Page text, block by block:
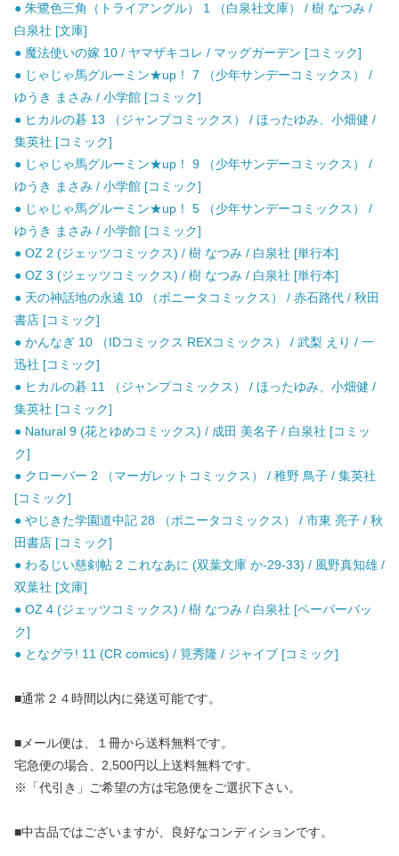
● 朱鷺色三角（トライアングル） 1 （白泉社文庫） / 樹 なつみ /
白泉社 [文庫]
● 魔法使いの嫁 10 / ヤマザキコレ / マッグガーデン [コミック]
● じゃじゃ馬グルーミン★up！ 7 （少年サンデーコミックス） /
ゆうき まさみ / 小学館 [コミック]
● ヒカルの碁 13 （ジャンプコミックス） / ほったゆみ、小畑健 /
集英社 [コミック]
● じゃじゃ馬グルーミン★up！ 9 （少年サンデーコミックス） /
ゆうき まさみ / 小学館 [コミック]
● じゃじゃ馬グルーミン★up！ 5 （少年サンデーコミックス） /
ゆうき まさみ / 小学館 [コミック]
● OZ 2 (ジェッツコミックス) / 樹 なつみ / 白泉社 [単行本]
● OZ 3 (ジェッツコミックス) / 樹 なつみ / 白泉社 [単行本]
● 天の神話地の永遠 10 （ボニータコミックス） / 赤石路代 / 秋田
書店 [コミック]
● かんなぎ 10 （IDコミックス REXコミックス） / 武梨 えり / 一
迅社 [コミック]
● ヒカルの碁 11 （ジャンプコミックス） / ほったゆみ、小畑健 /
集英社 [コミック]
● Natural 9 (花とゆめコミックス) / 成田 美名子 / 白泉社 [コミッ
ク]
● クローバー 2 （マーガレットコミックス） / 稚野 鳥子 / 集英社
[コミック]
● やじきた学園道中記 28 （ボニータコミックス） / 市東 亮子 / 秋
田書店 [コミック]
● わるじい慈剣帖 2 これなあに (双葉文庫 か-29-33) / 風野真知雄 /
双葉社 [文庫]
● OZ 4 (ジェッツコミックス) / 樹 なつみ / 白泉社 [ペーパーバッ
ク]
● となグラ! 11 (CR comics) / 筧秀隆 / ジャイブ [コミック]
■通常２４時間以内に発送可能です。
■メール便は、１冊から送料無料です。
宅急便の場合、2,500円以上送料無料です。
※「代引き」ご希望の方は宅急便をご選択下さい。
■中古品ではございますが、良好なコンディションです。